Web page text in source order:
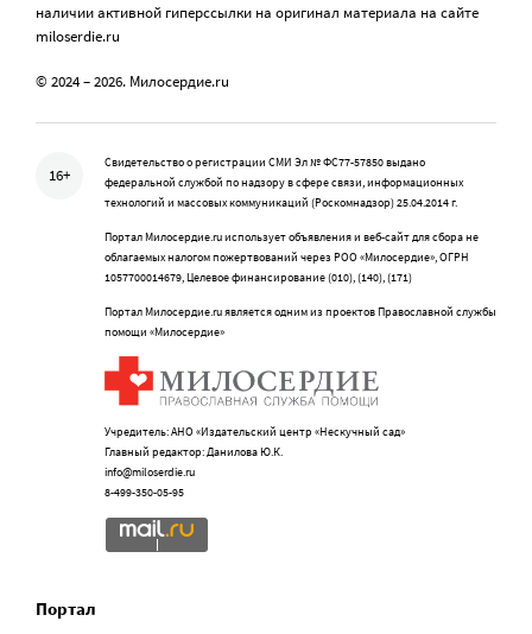
наличии активной гиперссылки на оригинал материала на сайте
miloserdie.ru
© 2024 – 2026. Милосердие.ru
16+
Свидетельство о регистрации СМИ Эл № ФС77-57850 выдано
федеральной службой по надзору в сфере связи, информационных
технологий и массовых коммуникаций (Роскомнадзор) 25.04.2014 г.
Портал Милосердие.ru использует объявления и веб-сайт для сбора не
облагаемых налогом пожертвований через РОО «Милосердие», ОГРН
1057700014679, Целевое финансирование (010), (140), (171)
Портал Милосердие.ru является одним из проектов Православной службы
помощи «Милосердие»
Учредитель: АНО «Издательский центр «Нескучный сад»
Главный редактор: Данилова Ю.К.
info@miloserdie.ru
8-499-350-05-95
Портал